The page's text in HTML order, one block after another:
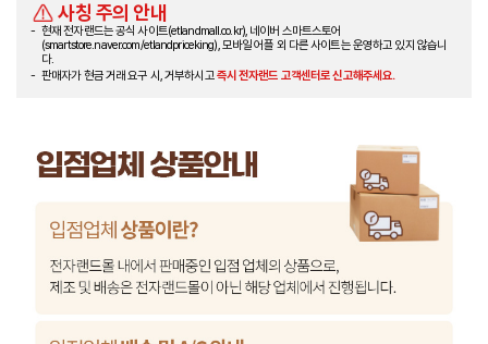
사칭 주의 안내
현재 전자랜드는 공식 사이트(etlandmall.co.kr), 네이버 스마트스토어
(smartstore.naver.com/etlandpriceking), 모바일 어플 외 다른 사이트는 운영하고 있지 않습니
다.
판매자가 현금 거래 요구 시, 거부하시고즉시 전자랜드 고객센터로 신고해주세요.